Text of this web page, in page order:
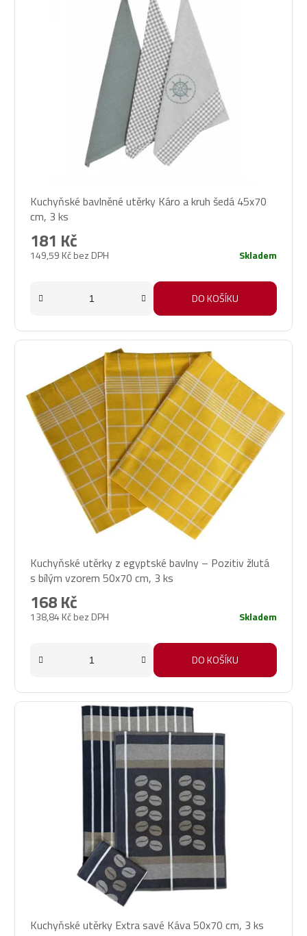
Kuchyňské bavlněné utěrky Káro a kruh šedá 45x70
cm, 3 ks
149,59 Kč bez DPH
181 Kč
Skladem
DO KOŠÍKU
Kuchyňské utěrky z egyptské bavlny – Pozitiv žlutá
s bílým vzorem 50x70 cm, 3 ks
138,84 Kč bez DPH
168 Kč
Skladem
DO KOŠÍKU
Kuchyňské utěrky Extra savé Káva 50x70 cm, 3 ks